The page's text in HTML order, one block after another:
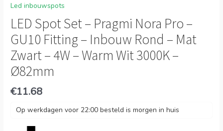
Led inbouwspots
LED Spot Set – Pragmi Nora Pro –
GU10 Fitting – Inbouw Rond – Mat
Zwart – 4W – Warm Wit 3000K –
Ø82mm
€11.68
Op werkdagen voor 22:00 besteld is morgen in huis